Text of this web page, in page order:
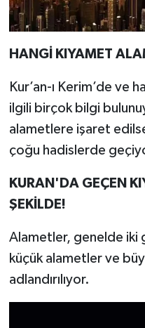
HANGİ KIYAMET
Kur’an-ı Kerim’de ve
ilgili birçok bilgi
alametlere işaret
çoğu hadislerde
KURAN'DA GEÇEN
ŞEKİLDE!
Alametler, genelde iki
küçük alametler ve
adlandırılıyor.